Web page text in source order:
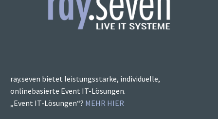
ray.seven bietet leistungsstarke, individuelle,
onlinebasierte Event IT-Lösungen.
„Event IT-Lösungen“? MEHR HIER